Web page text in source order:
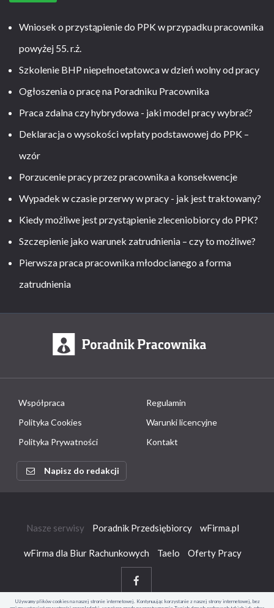
Wniosek o przystąpienie do PPK w przypadku pracownika
powyżej 55. r.ż.
Szkolenie BHP niepełnoetatowca w dzień wolny od pracy
Ogłoszenia o pracę na Poradniku Pracownika
Praca zdalna czy hybrydowa - jaki model pracy wybrać?
Deklaracja o wysokości wpłaty podstawowej do PPK –
wzór
Porzucenie pracy przez pracownika a konsekwencje
Wypadek w czasie przerwy w pracy - jak jest traktowany?
Kiedy możliwe jest przystąpienie zleceniobiorcy do PPK?
Szczepienie jako warunek zatrudnienia – czy to możliwe?
Pierwsza praca pracownika młodocianego a forma
zatrudnienia
Współpraca
Regulamin
Polityka Cookies
Warunki licencyjne
Polityka Prywatności
Kontakt
Napisz do redakcji
Nasze serwisy Poradnik Przedsiębiorcy wFirma.pl
wFirma dla Biur Rachunkowych Taelo Oferty Pracy
Używamy plików cookies na naszej stronie internetowej. Kontynuując korzystanie z naszej strony internetowej, bez